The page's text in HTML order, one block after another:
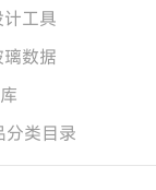
工具
数据
类目录